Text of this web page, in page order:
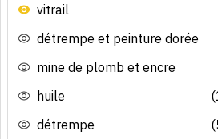
vitrail
détrempe et peinture dorée
mine de plomb et encre
huile
détrempe